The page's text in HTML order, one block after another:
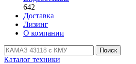
642
Доставка
Лизинг
О компании
Поиск
Каталог техники